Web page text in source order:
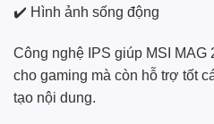
✔️ Hình ảnh sống động
Công nghệ IPS giúp MSI
cho gaming mà còn hỗ trợ tốt
tạo nội dung.